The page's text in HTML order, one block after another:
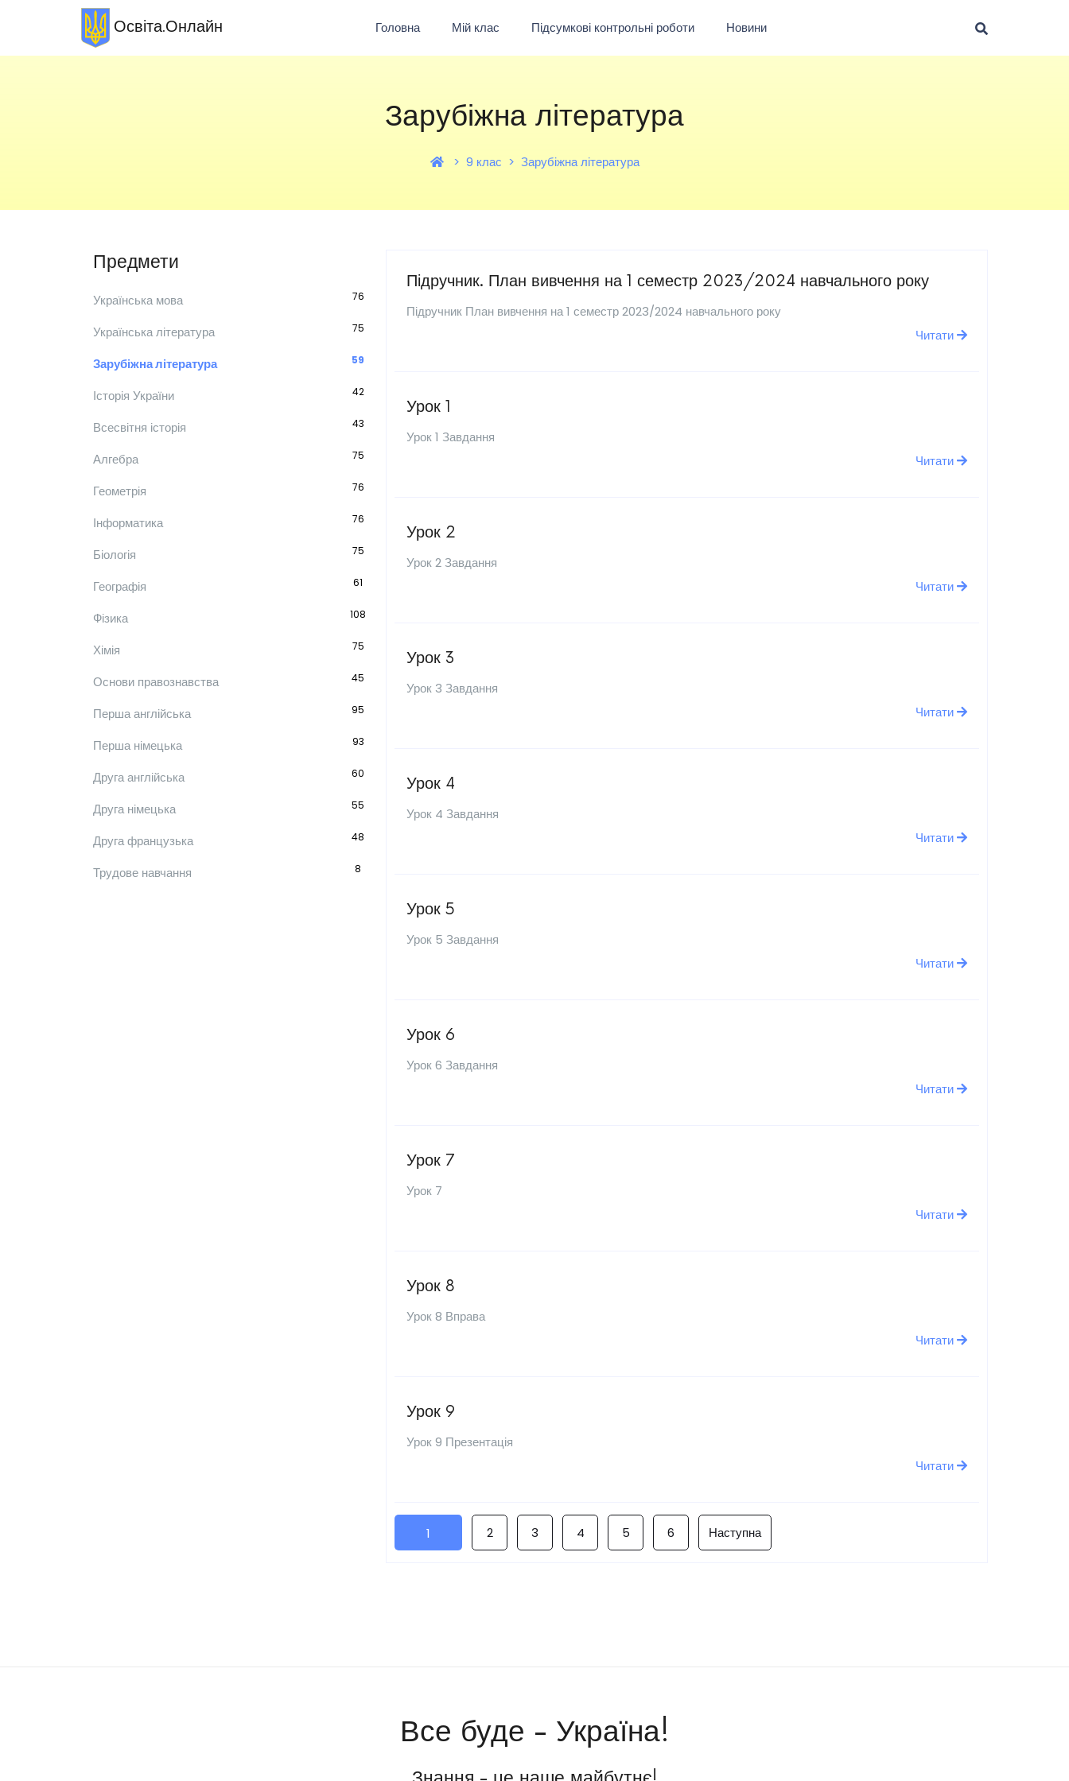
Освіта.Онлайн Головна Мій клас Підсумкові контрольні роботи Новини
Зарубіжна література
9 клас Зарубіжна література
Предмети
Українська мова 76
Українська література 75
Зарубіжна література 59
Історія України 42
Всесвітня історія 43
Алгебра 75
Геометрія 76
Інформатика 76
Біологія 75
Географія 61
Фізика 108
Хімія 75
Основи правознавства 45
Перша англійська 95
Перша німецька 93
Друга англійська 60
Друга німецька 55
Друга французька 48
Трудове навчання 8
Підручник. План вивчення на 1 семестр 2023/2024 навчального року
Підручник План вивчення на 1 семестр 2023/2024 навчального року
Читати
Урок 1
Урок 1 Завдання
Читати
Урок 2
Урок 2 Завдання
Читати
Урок 3
Урок 3 Завдання
Читати
Урок 4
Урок 4 Завдання
Читати
Урок 5
Урок 5 Завдання
Читати
Урок 6
Урок 6 Завдання
Читати
Урок 7
Урок 7
Читати
Урок 8
Урок 8 Вправа
Читати
Урок 9
Урок 9 Презентація
Читати
1 2 3 4 5 6 Наступна
Все буде - Україна!